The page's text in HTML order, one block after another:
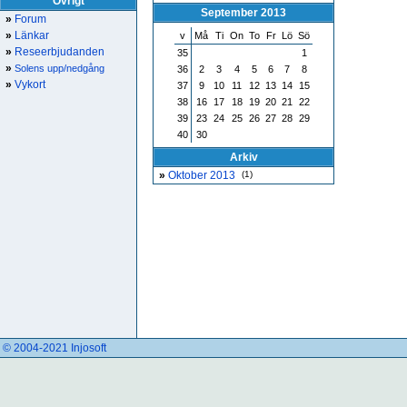
» Forum
» Länkar
» Reseerbjudanden
» Solens upp/nedgång
» Vykort
September 2013
v Må Ti On To Fr Lö Sö
35
1
36
2 3 4 5 6 7
8
37
9 10 11 12 13 14
15
38
16 17 18 19 20 21
22
39
23 24 25 26 27 28 29
40
30
Arkiv
» Oktober 2013 (1)
© 2004-2021 Injosoft